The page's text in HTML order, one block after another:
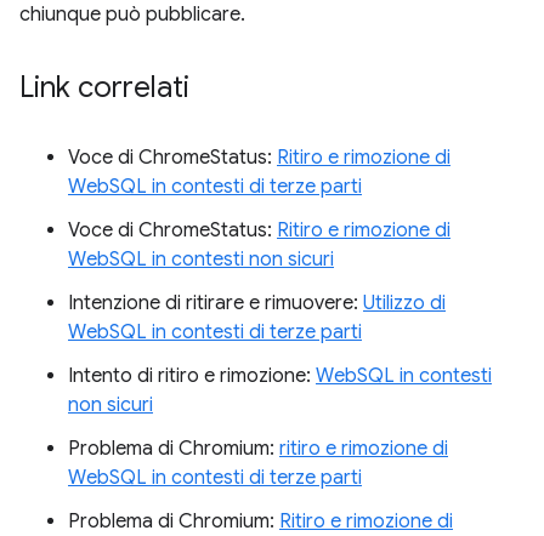
chiunque può pubblicare.
Link correlati
Voce di ChromeStatus: Ritiro e rimozione di
WebSQL in contesti di terze parti
Voce di ChromeStatus: Ritiro e rimozione di
WebSQL in contesti non sicuri
Intenzione di ritirare e rimuovere: Utilizzo di
WebSQL in contesti di terze parti
Intento di ritiro e rimozione: WebSQL in contesti
non sicuri
Problema di Chromium: ritiro e rimozione di
WebSQL in contesti di terze parti
Problema di Chromium: Ritiro e rimozione di